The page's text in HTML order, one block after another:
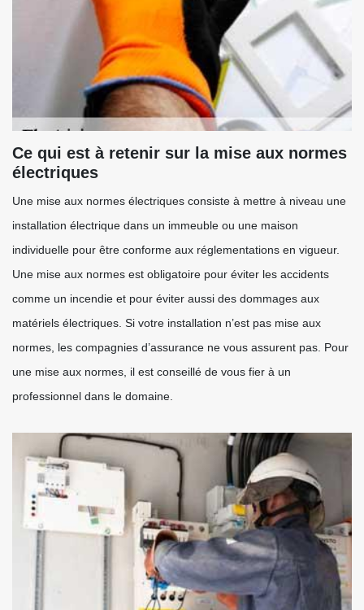
Ce qui est à retenir sur la mise aux normes
électriques
Une mise aux normes électriques consiste à mettre à niveau une
installation électrique dans un immeuble ou une maison
individuelle pour être conforme aux réglementations en vigueur.
Une mise aux normes est obligatoire pour éviter les accidents
comme un incendie et pour éviter aussi des dommages aux
matériels électriques. Si votre installation n’est pas mise aux
normes, les compagnies d’assurance ne vous assurent pas. Pour
une mise aux normes, il est conseillé de vous fier à un
professionnel dans le domaine.